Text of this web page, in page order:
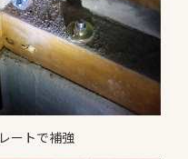
ートで補強